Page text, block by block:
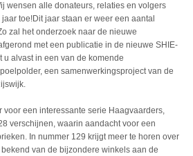
wensen alle donateurs, relaties en volgers
toe!Dit jaar staan er weer een aantal
zal het onderzoek naar de nieuwe
met een publicatie in de nieuwe SHIE-
u alvast in een van de komende
een samenwerkingsproject van de
voor een interessante serie Haagvaarders,
verschijnen, waarin aandacht voor een
In nummer 129 krijgt meer te horen over
van de bijzondere winkels aan de